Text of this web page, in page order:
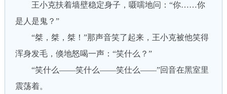
王小克扶着墙壁稳定身子，嗫嚅地问：“你……你
是人是鬼？”
“桀，桀，桀！”那声音笑了起来，王小克被他笑得
浑身发毛，倏地怒喝一声：“笑什么？”
“笑什么——笑什么——笑仕么——”回音在黑室里
震荡着。